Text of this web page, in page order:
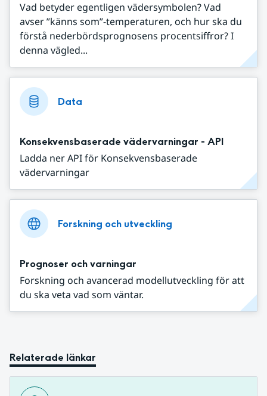
Vad betyder egentligen vädersymbolen? Vad
avser ”känns som”-temperaturen, och hur ska du
förstå nederbördsprognosens procentsiffror? I
denna vägled...
Data
Konsekvensbaserade vädervarningar - API
Ladda ner API för Konsekvensbaserade
vädervarningar
Forskning och utveckling
Prognoser och varningar
Forskning och avancerad modellutveckling för att
du ska veta vad som väntar.
Relaterade länkar